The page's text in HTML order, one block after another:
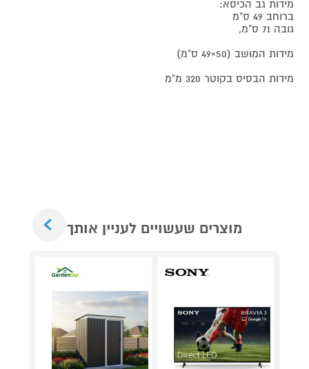
מידות גב הכיסא:
ברוחב 49 ס"מ
גובה 71 ס"מ,
מידות המושב (50×49 ס"מ)
מידות הבסיס בקוטר 320 מ"מ
מוצרים שעשויים לעניין אותך